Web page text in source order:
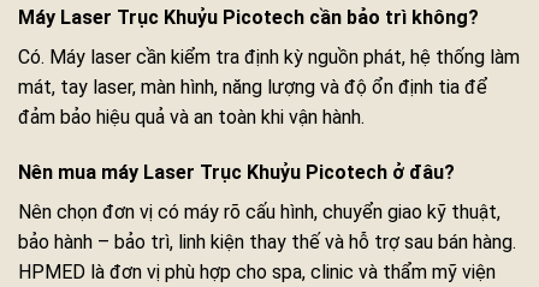
Máy Laser Trục Khuỷu Picotech cần bảo trì không?
Có. Máy laser cần kiểm tra định kỳ nguồn phát, hệ thống làm
mát, tay laser, màn hình, năng lượng và độ ổn định tia để
đảm bảo hiệu quả và an toàn khi vận hành.
Nên mua máy Laser Trục Khuỷu Picotech ở đâu?
Nên chọn đơn vị có máy rõ cấu hình, chuyển giao kỹ thuật,
bảo hành – bảo trì, linh kiện thay thế và hỗ trợ sau bán hàng.
HPMED là đơn vị phù hợp cho spa, clinic và thẩm mỹ viện